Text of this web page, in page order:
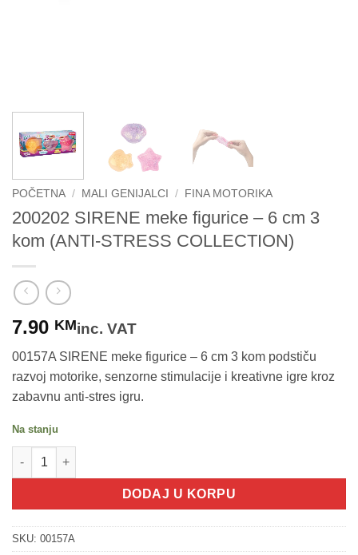
POČETNA / MALI GENIJALCI / FINA MOTORIKA
200202 SIRENE meke figurice – 6 cm 3
kom (ANTI-STRESS COLLECTION)
7.90 KMinc. VAT
00157A SIRENE meke figurice – 6 cm 3 kom podstiču
razvoj motorike, senzorne stimulacije i kreativne igre kroz
zabavnu anti-stres igru.
Na stanju
200202 SIRENE meke figurice - 6 cm 3 kom (ANTI-STRESS
DODAJ U KORPU
SKU: 00157A